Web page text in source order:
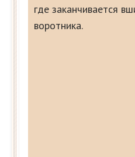
где заканчивается
воротника.